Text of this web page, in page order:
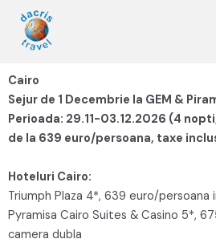
Cairo
Sejur de 1 Decembrie la GEM &
Perioada: 29.11-03.12.2026 (4
de la 639 euro/persoana, taxe
Hoteluri Cairo:
Triumph Plaza 4*, 639 euro/persoana
Pyramisa Cairo Suites & Casino 5*,
camera dubla